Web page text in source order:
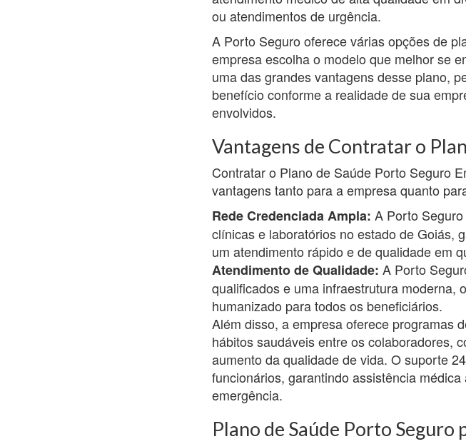
ou atendimentos de urgência.
A Porto Seguro oferece várias opções de
empresa escolha o modelo que melhor se
uma das grandes vantagens desse plano,
benefício conforme a realidade de sua
envolvidos.
Vantagens de Contratar o
Contratar o Plano de Saúde Porto Seguro
vantagens tanto para a empresa quanto
Rede Credenciada Ampla: A Porto
clínicas e laboratórios no estado de Goiás,
um atendimento rápido e de qualidade em
Atendimento de Qualidade: A Porto
qualificados e uma infraestrutura moderna,
humanizado para todos os beneficiários.
Além disso, a empresa oferece programas
hábitos saudáveis entre os colaboradores,
aumento da qualidade de vida. O suporte
funcionários, garantindo assistência
emergência.
Plano de Saúde Porto Seguro